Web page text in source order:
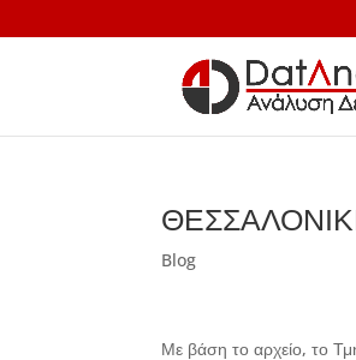
Blog
Με βάση το αρχείο, το